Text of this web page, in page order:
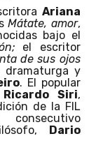
Ariana
Mátate, amor,
bajo el
el escritor
de sus ojos
dramaturga y
. El popular
Ricardo Siri,
de la FIL
Dario